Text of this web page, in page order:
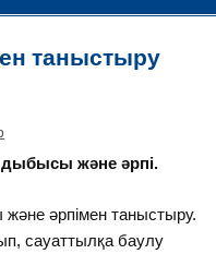
таныстыру
және әрпі.
әрпімен таныстыру.
сауаттылқа баулу